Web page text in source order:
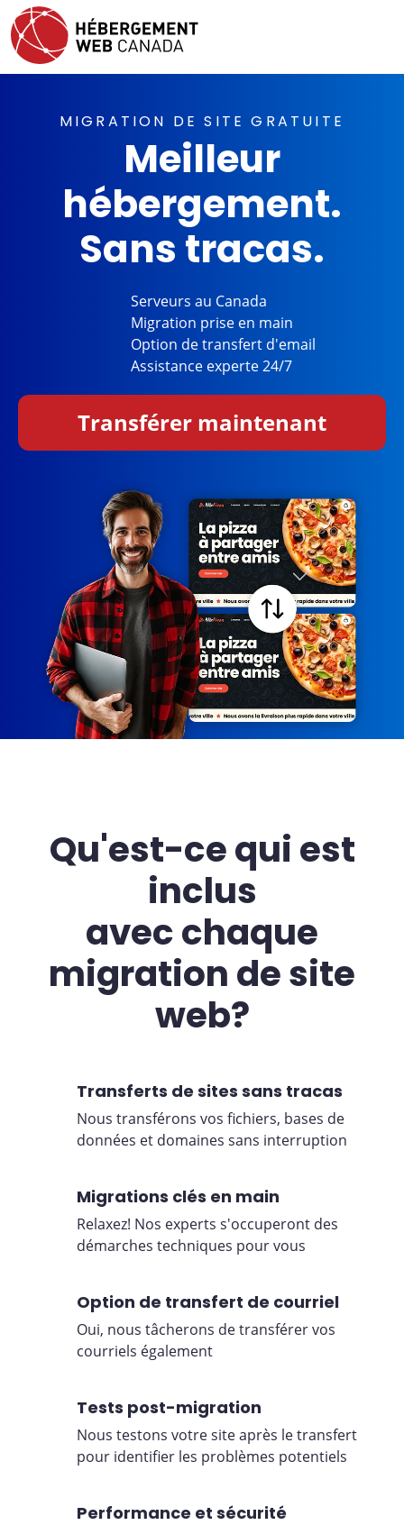
MIGRATION DE SITE GRATUITE
Meilleur
hébergement.
Sans tracas.
Serveurs au Canada
Migration prise en main
Option detransfert d'email
Assistance experte 24/7
Transférer maintenant
Qu'est-ce qui est
inclus
avec chaque
migration de site
web?
Transferts de sites sans tracas
Nous transférons vos fichiers, bases de
données et domaines sans interruption
Migrations clés en main
Relaxez! Nos experts s'occuperont des
démarches techniques pour vous
Option de transfert de courriel
Oui, nous tâcherons de transférer vos
courriels également
Tests post-migration
Nous testons votre site après le transfert
pour identifier les problèmes potentiels
Performance et sécurité